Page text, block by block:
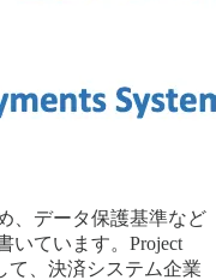
、データ保護基準など
いています。Project
て、決済システム企業